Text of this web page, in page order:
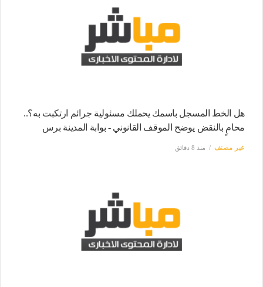
هل الخط المسجل باسمك يحملك مسئولية جرائم ارتكبت به؟..
محامٍ بالنقض يوضح الموقف القانوني - بوابة المدينة برس
غير مصنف منذ 8 دقائق